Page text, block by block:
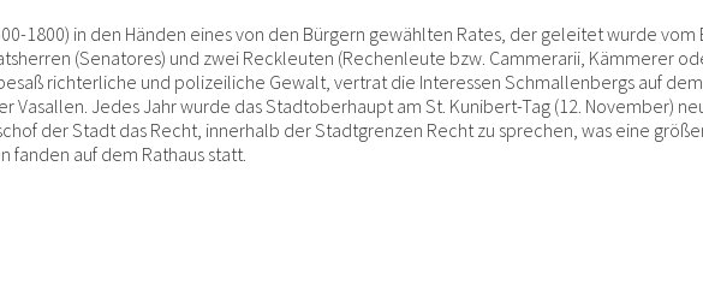
1800) in den Händen eines von den Bürgern gewählten Rates, der geleitet wurde
(Senatores) und zwei Reckleuten (Rechenleute bzw. Cammerarii, Kämmerer
richterliche und polizeiliche Gewalt, vertrat die Interessen Schmallenbergs auf
Vasallen. Jedes Jahr wurde das Stadtoberhaupt am St. Kunibert-Tag (12. November)
der Stadt das Recht, innerhalb der Stadtgrenzen Recht zu sprechen, was eine
fanden auf dem Rathaus statt.